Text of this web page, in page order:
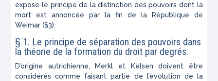
expose le principe de la distinction des pouvoirs dont la
mort est annoncée par la fin de la République de
Weimar (§3).
§ 1. Le principe de séparation des pouvoirs dans
la théorie de la formation du droit par degrés.
D’origine autrichienne, Merkl et Kelsen doivent être
considérés comme faisant partie de l’évolution de la